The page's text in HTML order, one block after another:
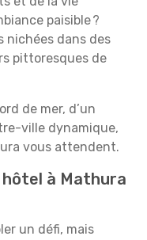
paisible ?
nichées dans des
pittoresques de
de mer, d’un
ville dynamique,
vous attendent.
à Mathura
un défi, mais